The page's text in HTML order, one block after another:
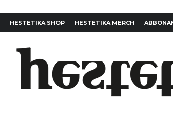
HESTETIKA SHOP HESTETIKA MERCH